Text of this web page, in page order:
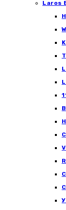
Laros